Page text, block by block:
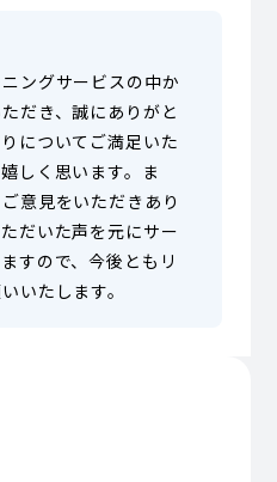
ングサービスの中か
だき、誠にありがと
についてご満足いた
しく思います。ま
意見をいただきあり
だいた声を元にサー
すので、今後ともリ
いたします。